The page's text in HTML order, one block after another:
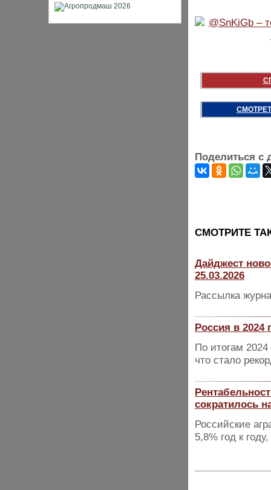
Поделиться с
CМОТРИТЕ
Дайджест
25.03.2026
Рассылка
Россия в 2024
По итогам
что стало
сократилось
Российские
5,8% год к